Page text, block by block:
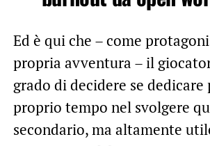
Ed è qui che – come
propria avventura – il
grado di decidere se dedicare
proprio tempo nel svolgere
secondario, ma altamente